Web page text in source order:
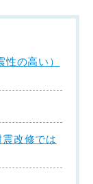
の高い）
改修では